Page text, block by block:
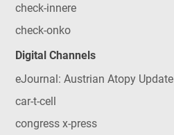
check-innere
check-onko
Digital Channels
eJournal: Austrian Atopy Update
car-t-cell
congress x-press